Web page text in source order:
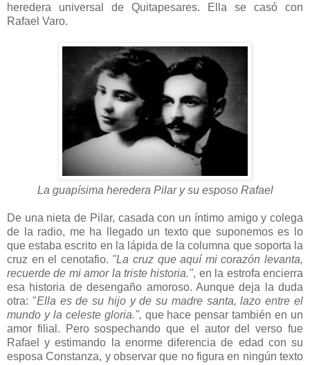
heredera universal de Quitapesares. Ella se casó con
Rafael Varo.
La guapísima heredera Pilar y su esposo Rafael
De una nieta de Pilar, casada con un íntimo amigo y colega
de la radio, me ha llegado un texto que suponemos es lo
que estaba escrito en la lápida de la columna que soporta la
cruz en el cenotafio. "La cruz que aquí mi corazón levanta,
recuerde de mi amor la triste historia.", en la estrofa encierra
esa historia de desengaño amoroso. Aunque deja la duda
otra: "Ella es de su hijo y de su madre santa,lazo entre el
mundo y la celeste gloria.", que hace pensar también en un
amor filial. Pero sospechando que el autor del verso fue
Rafael y estimando la enorme diferencia de edad con su
esposa Constanza, y observar que no figura en ningún texto